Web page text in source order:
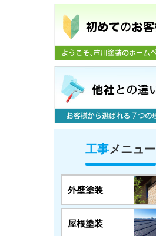
工事メニュー
外壁塗装
屋根塗装